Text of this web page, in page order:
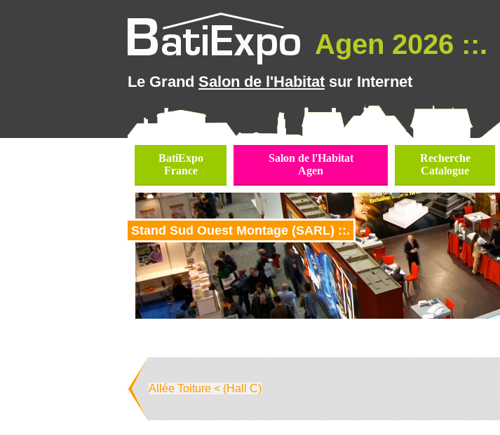
Agen 2026 ::.
Le Grand Salon de l'Habitat sur Internet
BatiExpo
France
Salon de l'Habitat
Agen
Recherche
Catalogue
Stand Sud Ouest Montage (SARL) ::.
Allée Toiture < (Hall C)